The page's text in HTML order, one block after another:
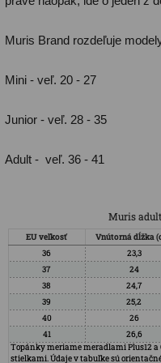
Muris Brand rozdeľuje
Mini - veľ. 20 - 27
Junior - veľ. 28 - 35
Adult - veľ. 36 - 41